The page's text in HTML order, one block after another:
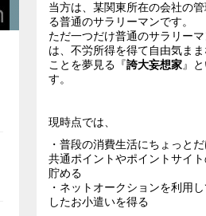
当方は、某関東所在の会社の
る普通のサラリーマンです。
ただ一つだけ普通のサラリー
は、不労所得を得て自由気ま
ことを夢見る『誇大妄想家』
す。
現時点では、
・普段の消費生活にちょっとだ
共通ポイントやポイントサイ
貯める
・ネットオークションを利用
したお小遣いを得る